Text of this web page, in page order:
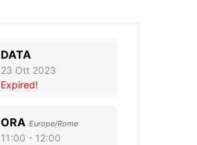
DATA
23 Ott 2023
Expired!
ORA Europe/Rome
11:00 - 12:00